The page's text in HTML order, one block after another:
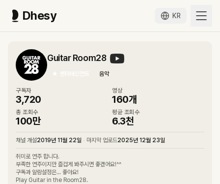
Dhesy KR
Guitar Room28
★ 엔터테인먼트 음악
구독자
3,720
영상
160개
총 조회수
100만
평균 조회수
6.3천
채널 개설2019년 11월 22일 마지막 업로드2025년 12월 23일
취미로 연주 합니다.
부족한 연주이지만 즐겁게 봐주시면 좋겠어요!^^
구독과 알람설정은... 좋아요!
Play Guitar in the Room28.